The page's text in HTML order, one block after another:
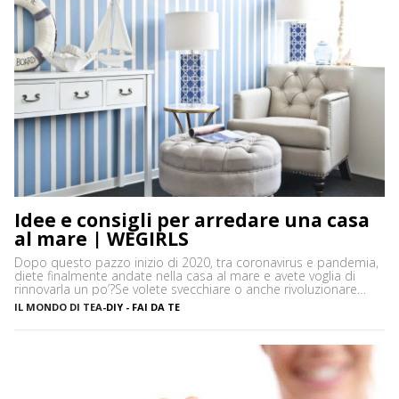
Idee e consigli per arredare una casa
al mare | WEGIRLS
Dopo questo pazzo inizio di 2020, tra coronavirus e pandemia,
diete finalmente andate nella casa al mare e avete voglia di
rinnovarla un po’?Se volete svecchiare o anche rivoluzionare
casa vostra – così come arredare dall’inizio le vostre stanze –
ma non sapete bene che stile di arredamento dargli, niente
IL MONDO DI TEA-DIY - FAI DA TE